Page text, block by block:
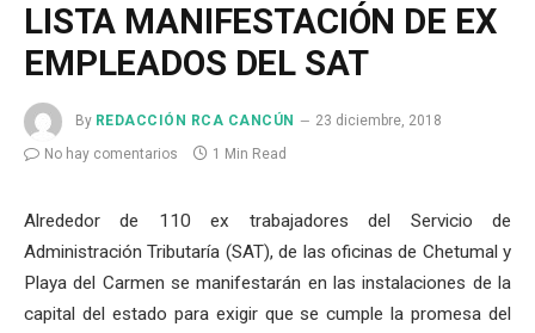
LISTA MANIFESTACIÓN DE EX
EMPLEADOS DEL SAT
By REDACCIÓN RCA CANCÚN
23 diciembre, 2018
No hay comentarios
1 Min Read
Alrededor de 110 ex trabajadores del Servicio de
Administración Tributaría (SAT), de las oficinas de Chetumal y
Playa del Carmen se manifestarán en las instalaciones de la
capital del estado para exigir que se cumple la promesa del